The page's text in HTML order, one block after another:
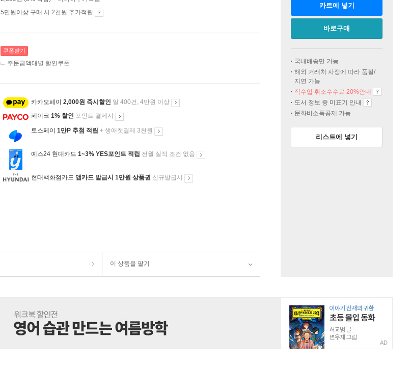
5만원이상 구매 시 2천원 추가적립
쿠폰받기
주문금액대별 할인쿠폰
카카오페이 2,000원 즉시할인 일 400건, 4만원 이상
페이코 1% 할인 포인트 결제시
토스페이 1만P 추첨 적립 + 생애첫결제 3천원
예스24 현대카드 1~3% YES포인트 적립 전월 실적 조건 없음
현대백화점카드 앱카드 발급시 1만원 상품권 신규발급시
이 상품을 팔기
카트에 넣기
바로구매
국내배송만 가능
해외 거래처 사정에 따라 품절/
지연 가능
직수입 취소수수료 20%안내
도서 정보 중 미표기 안내
문화비소득공제 가능
리스트에 넣기
AD